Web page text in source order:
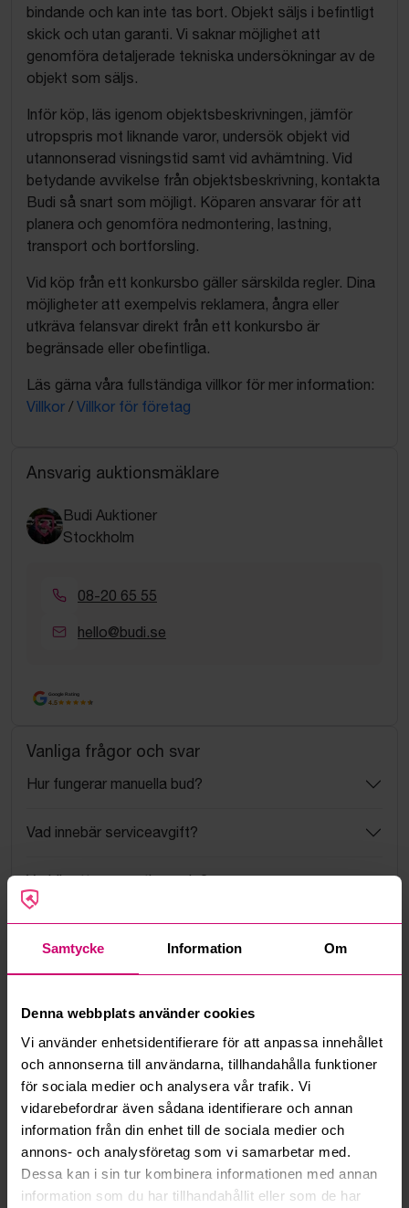
Samtycke Information Om
Denna webbplats använder cookies
Vi använder enhetsidentifierare för att anpassa innehållet
och annonserna till användarna, tillhandahålla funktioner
för sociala medier och analysera vår trafik. Vi
vidarebefordrar även sådana identifierare och annan
information från din enhet till de sociala medier och
annons- och analysföretag som vi samarbetar med.
Dessa kan i sin tur kombinera informationen med annan
information som du har tillhandahållit eller som de har
bindande och kan inte tas bort. Objekt säljs i befintligt
skick och utan garanti. Vi saknar möjlighet att
genomföra detaljerade tekniska undersökningar av de
objekt som säljs.
Inför köp, läs igenom objektsbeskrivningen, jämför
utropspris mot liknande varor, undersök objekt vid
utannonserad visningstid samt vid avhämtning. Vid
betydande avvikelse från objektsbeskrivning, kontakta
Budi så snart som möjligt. Köparen ansvarar för att
planera och genomföra nedmontering, lastning,
transport och bortforsling.
Vid köp från ett konkursbo gäller särskilda regler. Dina
möjligheter att exempelvis reklamera, ångra eller
utkräva felansvar direkt från ett konkursbo är
begränsade eller obefintliga.
Läs gärna våra fullständiga villkor för mer information:
Villkor / Villkor för företag
Ansvarig auktionsmäklare
Budi Auktioner
Stockholm
08-20 65 55
hello@budi.se
Google Rating
4.5
Vanliga frågor och svar
Hur fungerar manuella bud?
Vad innebär serviceavgift?
Vad är ett reservationspris?
Hur fungerar maxbud?
Hur fungerar budmotorn?
Kan jag ångra ett bud?
Kan ni frakta mina vunna objekt?
Läs fler frågor och svar
Mer från samma kategori